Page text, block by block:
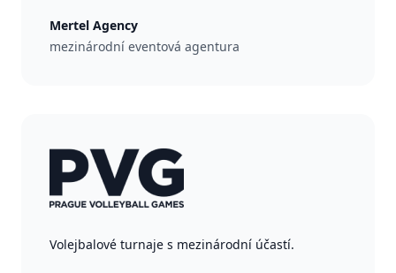
Mertel Agency
mezinárodní eventová agentura
Volejbalové turnaje s mezinárodní účastí.